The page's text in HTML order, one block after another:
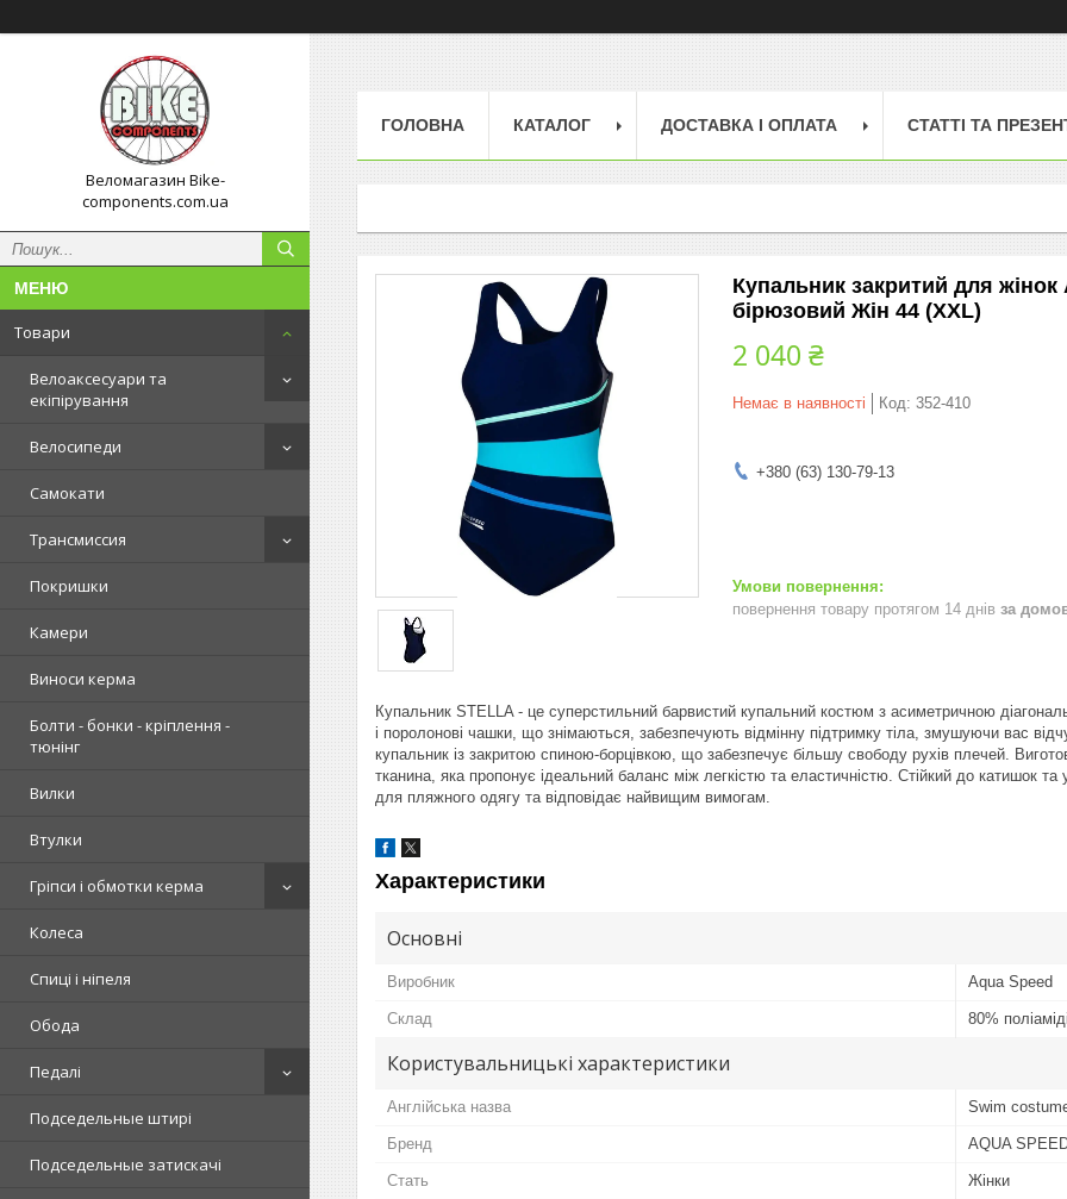
Веломагазин Bike-
components.com.ua
Товари
Велоаксесуари та
екіпірування
Велосипеди
Самокати
Трансмиссия
Покришки
Камери
Виноси керма
Болти - бонки - кріплення -
тюнінг
Вилки
Втулки
Гріпси і обмотки керма
Колеса
Спиці і ніпеля
Обода
Педалі
Подседельные штирі
Подседельные затискачі
ГОЛОВНА КАТАЛОГ ДОСТАВКА І ОПЛАТА СТАТТІ ТА
Купальник закритий для
бірюзовий Жін 44 (XXL)
2 040 ₴
Немає в наявності Код: 352-410
+380 (63) 130-79-13
повернення товару протягом 14 днів за
Купальник STELLA - це суперстильний барвистий купальний костюм з асиметричною
і поролонові чашки, що знімаються, забезпечують відмінну підтримку тіла, змушуючи вас
купальник із закритою спиною-борцівкою, що забезпечує більшу свободу рухів плечей.
тканина, яка пропонує ідеальний баланс між легкістю та еластичністю. Стійкий до катишок
для пляжного одягу та відповідає найвищим вимогам.
Характеристики
Основні
Виробник Aqua Speed
Склад 80%
Користувальницькі характеристики
Англійська назва Swim
Бренд AQUA
Стать Жінки